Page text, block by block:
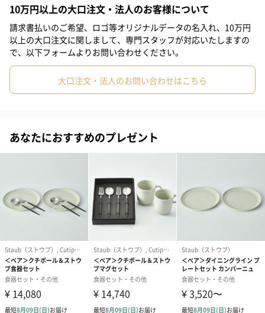
調理をしてそのままテーブルにサーブできる鍋が有名な
「Staub（ストウブ）」の食器は引越し祝いなど門出を祝うのに
おすすめです。
たっぷり注ぐことができる350mlのマグと食パンがちょうど乗る
20cmのプレート、スープを入れるのにちょうど良い10cmのボウ
ルがセットです。
ダイニングライン マグ カンパーニュ
う。そんな幸せなひとときをイメージして、くつろぎと温かさを
想起させるフランス語の「カンパーニュ(田舎風)」と名付けまし
た。
独自の風合いのナチュラルなカラーは、モダンから和食まで相性
が良く、長くストウブをご愛用の方はもちろん、これからストウ
ブを使い始める方にもおすすめ。
朝食からティータイム、ディナーまで幅広い食のシーンに寄り添
います。
10万円以上の大口注文・法人のお客様について
請求書払いのご希望、ロゴ等オリジナルデータの名入れ、10万円
以上の大口注文に関しまして、専門スタッフが対応いたしますの
で、以下フォームよりお問い合わせください。
大口注文・法人のお問い合わせはこちら
あなたにおすすめのプレゼント